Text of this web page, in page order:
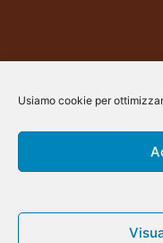
Usiamo cookie per
@ArsCommunication 2023